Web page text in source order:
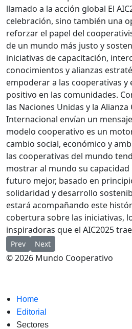
llamado a la acción global El
celebración, sino también una
reforzar el papel del
de un mundo más justo y
iniciativas de capacitación,
conocimientos y alianzas
empoderar a las cooperativas
positivo en las comunidades.
las Naciones Unidas y la
Internacional envían un
modelo cooperativo es un
cambio social, económico y
las cooperativas del mundo
mostrar al mundo su
futuro mejor, basado en
solidaridad y desarrollo
estará acompañando este
cobertura sobre las iniciativas,
inspiradoras que el AIC2025
Previous article: Día Internacional
Prev Next article: Mundo
Next
© 2026 Mundo Cooperativo
Home
Editorial
Sectores